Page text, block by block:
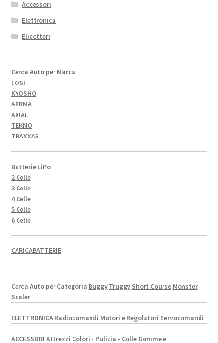
Accessori
Elettronica
Elicotteri
Cerca Auto per Marca
LOSI
KYOSHO
ARRMA
AXIAL
TEKNO
TRAXXAS
Batterie LiPo
2 Celle
3 Celle
4 Celle
5 Celle
6 Celle
CARICABATTERIE
Cerca Auto per Categoria Buggy Truggy Short Course Monster
Scaler
ELETTRONICA Radiocomandi Motori e Regolatori Servocomandi
ACCESSORI Attrezzi Colori - Pulizia - Colle Gomme e